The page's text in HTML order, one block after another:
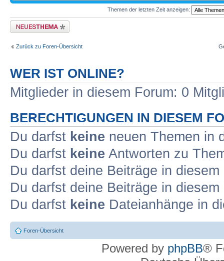
Themen der letzten Zeit anzeigen:
Neues Thema erstellen
Zurück zu Foren-Übersicht
WER IST ONLINE?
Mitglieder in diesem Forum: 0
BERECHTIGUNGEN IN DIESEM
Du darfst keine neuen Themen in
Du darfst keine Antworten zu
Du darfst deine Beiträge in
Du darfst deine Beiträge in
Du darfst keine Dateianhänge in
Foren-Übersicht
Powered by phpBB®